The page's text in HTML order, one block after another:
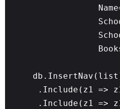
.Include(z1 =>
.Include(z1 =>